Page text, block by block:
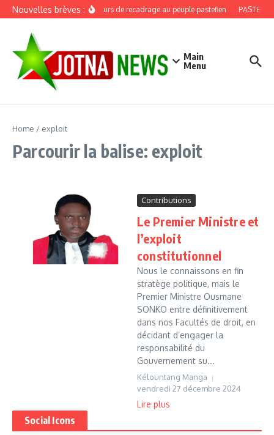
Aller au contenu
Nouvelles brèves :Discours de recadrage au peuple pastefien PASTEF,
Main
Menu
Home / exploit
Parcourir la balise: exploit
Contributions
Le Premier Ministre et
l’exploit
constitutionnel
Nous le connaissons en fin
stratège politique, mais le
Premier Ministre Ousmane
SONKO entre définitivement
dans nos Facultés de droit, en
décidant d’engager la
responsabilité du
Gouvernement su...
Kélountang Manga
vendredi 27 décembre 2024
Lire plus
Social Icons